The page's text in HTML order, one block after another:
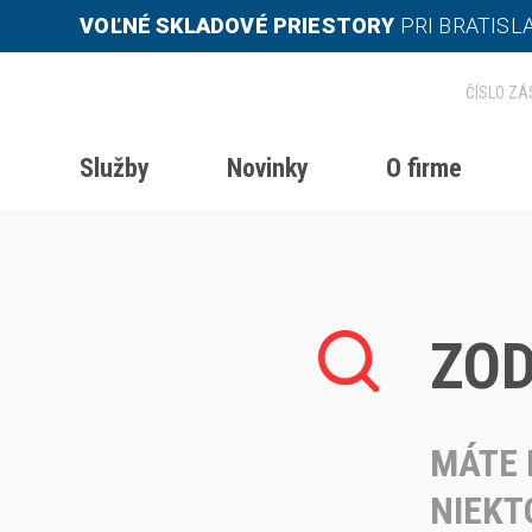
VOĽNÉ SKLADOVÉ PRIESTORY PRI
Služby Novinky O firme
MÁTE